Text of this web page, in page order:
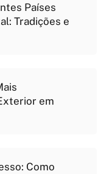
Países
Tradições e
em
Como